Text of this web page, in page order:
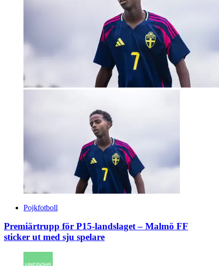
Pojkfotboll
Premiärtrupp för P15-landslaget – Malmö FF
sticker ut med sju spelare